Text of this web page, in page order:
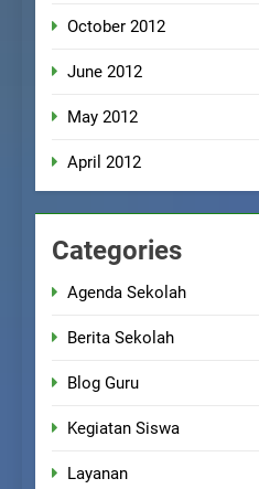
October 2012
June 2012
May 2012
April 2012
Categories
Agenda Sekolah
Berita Sekolah
Blog Guru
Kegiatan Siswa
Layanan